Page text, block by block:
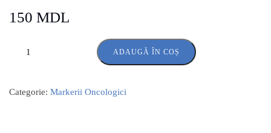
150 MDL
ADAUGĂ ÎN COȘ
Categorie: Markerii Oncologici